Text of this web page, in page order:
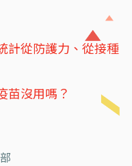
計從防護力、從接種
苗沒用嗎？